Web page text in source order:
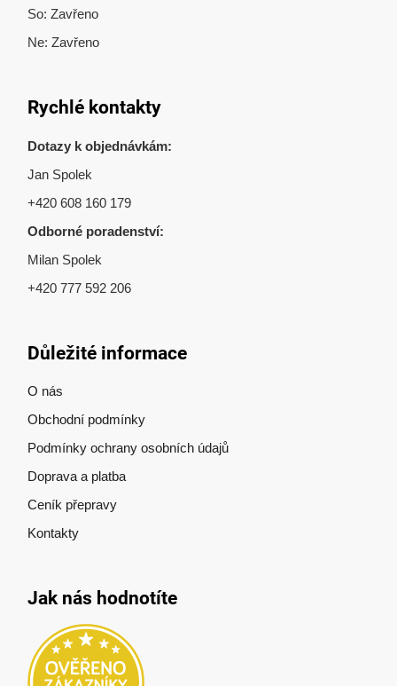
So: Zavřeno
Ne: Zavřeno
Rychlé kontakty
Dotazy k objednávkám:
Jan Spolek
+420 608 160 179
Odborné poradenství:
Milan Spolek
+420 777 592 206
Důležité informace
O nás
Obchodní podmínky
Podmínky ochrany osobních údajů
Doprava a platba
Ceník přepravy
Kontakty
Jak nás hodnotíte